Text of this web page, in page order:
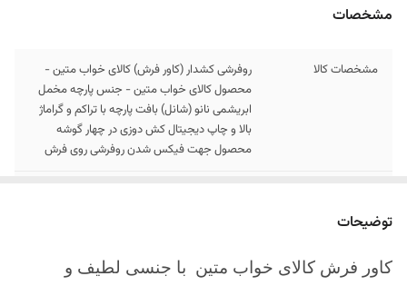
مشخصات
مشخصات کالا
روفرشی کشدار (کاور فرش) کالای خواب متین -
محصول کالای خواب متین - جنس پارچه مخمل
ابریشمی نانو (شانل) بافت پارچه با تراکم و گراماژ
بالا و چاپ دیجیتال کش دوزی در چهار گوشه
محصول جهت فیکس شدن روفرشی روی فرش
آینده
توضیحات
کاور فرش کالای خواب متین با جنسی لطیف و